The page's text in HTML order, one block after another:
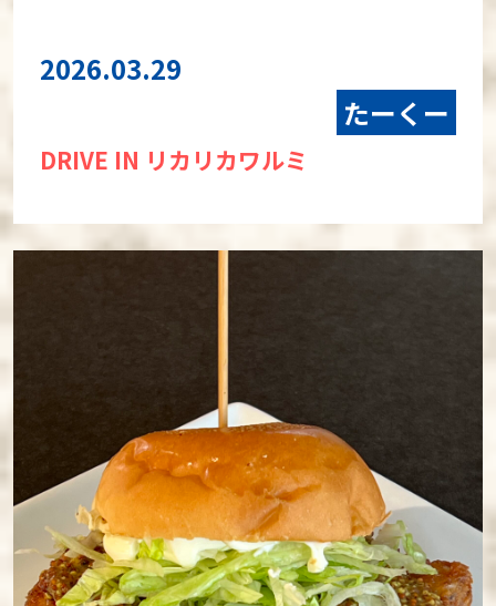
2026.03.29
たーくー
DRIVE IN リカリカワルミ